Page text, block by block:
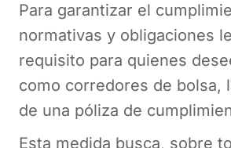
Para garantizar el
normativas y obligaciones
requisito para quienes
como corredores de bolsa,
de una póliza de
Esta medida busca, sobre